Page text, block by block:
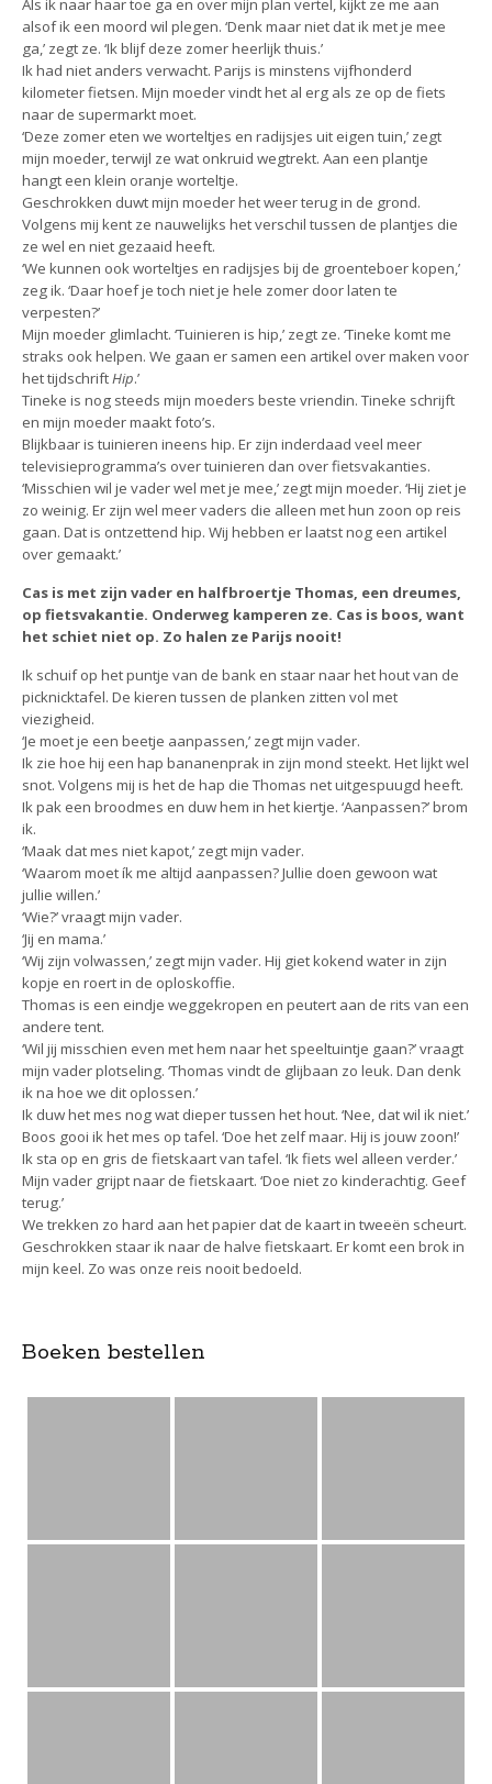
Als ik naar haar toe ga en over mijn plan vertel, kijkt ze me aan
alsof ik een moord wil plegen. ‘Denk maar niet dat ik met je mee
ga,’ zegt ze. ‘Ik blijf deze zomer heerlijk thuis.’
Ik had niet anders verwacht. Parijs is minstens vijfhonderd
kilometer fietsen. Mijn moeder vindt het al erg als ze op de fiets
naar de supermarkt moet.
‘Deze zomer eten we worteltjes en radijsjes uit eigen tuin,’ zegt
mijn moeder, terwijl ze wat onkruid wegtrekt. Aan een plantje
hangt een klein oranje worteltje.
Geschrokken duwt mijn moeder het weer terug in de grond.
Volgens mij kent ze nauwelijks het verschil tussen de plantjes die
ze wel en niet gezaaid heeft.
‘We kunnen ook worteltjes en radijsjes bij de groenteboer kopen,’
zeg ik. ‘Daar hoef je toch niet je hele zomer door laten te
verpesten?’
Mijn moeder glimlacht. ‘Tuinieren is hip,’ zegt ze. ‘Tineke komt me
straks ook helpen. We gaan er samen een artikel over maken voor
het tijdschriftHip.’
Tineke is nog steeds mijn moeders beste vriendin. Tineke schrijft
en mijn moeder maakt foto’s.
Blijkbaar is tuinieren ineens hip. Er zijn inderdaad veel meer
televisieprogramma’s over tuinieren dan over fietsvakanties.
‘Misschien wil je vader wel met je mee,’ zegt mijn moeder. ‘Hij ziet je
zo weinig. Er zijn wel meer vaders die alleen met hun zoon op reis
gaan. Dat is ontzettend hip. Wij hebben er laatst nog een artikel
over gemaakt.’
Cas is met zijn vader en halfbroertje Thomas, een dreumes,
op fietsvakantie. Onderweg kamperen ze. Cas is boos, want
het schiet niet op. Zo halen ze Parijs nooit!
Ik schuif op het puntje van de bank en staar naar het hout van de
picknicktafel. De kieren tussen de planken zitten vol met
viezigheid.
‘Je moet je een beetje aanpassen,’ zegt mijn vader.
Ik zie hoe hij een hap bananenprak in zijn mond steekt. Het lijkt wel
snot. Volgens mij is het de hap die Thomas net uitgespuugd heeft.
Ik pak een broodmes en duw hem in het kiertje. ‘Aanpassen?’ brom
ik.
‘Maak dat mes niet kapot,’ zegt mijn vader.
‘Waarom moet ík me altijd aanpassen? Jullie doen gewoon wat
jullie willen.’
‘Wie?’ vraagt mijn vader.
‘Jij en mama.’
‘Wij zijn volwassen,’ zegt mijn vader. Hij giet kokend water in zijn
kopje en roert in de oploskoffie.
Thomas is een eindje weggekropen en peutert aan de rits van een
andere tent.
‘Wil jij misschien even met hem naar het speeltuintje gaan?’ vraagt
mijn vader plotseling. ‘Thomas vindt de glijbaan zo leuk. Dan denk
ik na hoe we dit oplossen.’
Ik duw het mes nog wat dieper tussen het hout. ‘Nee, dat wil ik niet.’
Boos gooi ik het mes op tafel. ‘Doe het zelf maar. Hij is jouw zoon!’
Ik sta op en gris de fietskaart van tafel. ‘Ik fiets wel alleen verder.’
Mijn vader grijpt naar de fietskaart. ‘Doe niet zo kinderachtig. Geef
terug.’
We trekken zo hard aan het papier dat de kaart in tweeën scheurt.
Geschrokken staar ik naar de halve fietskaart. Er komt een brok in
mijn keel. Zo was onze reis nooit bedoeld.
Boeken bestellen